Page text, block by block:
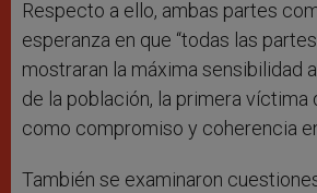
Respecto a ello, ambas partes
esperanza en que “todas las
mostraran la máxima sensibilidad
de la población, la primera víctima
como compromiso y coherencia
También se examinaron